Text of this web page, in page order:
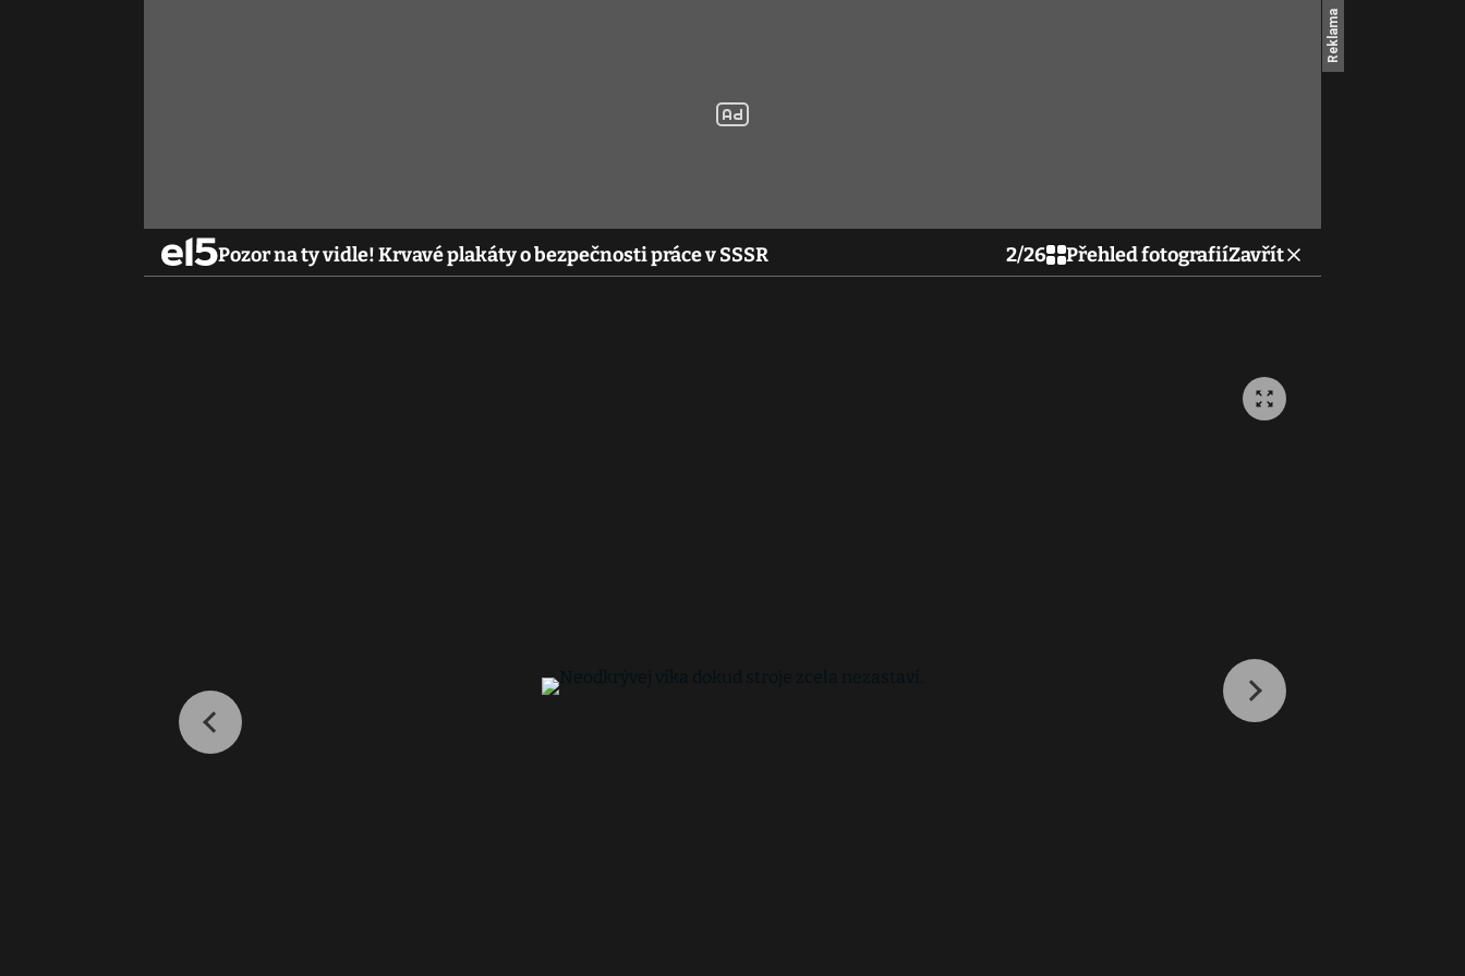
Pozor na ty vidle! Krvavé plakáty o bezpečnosti práce v SSSR 2/26 Přehled fotografiíZavřít